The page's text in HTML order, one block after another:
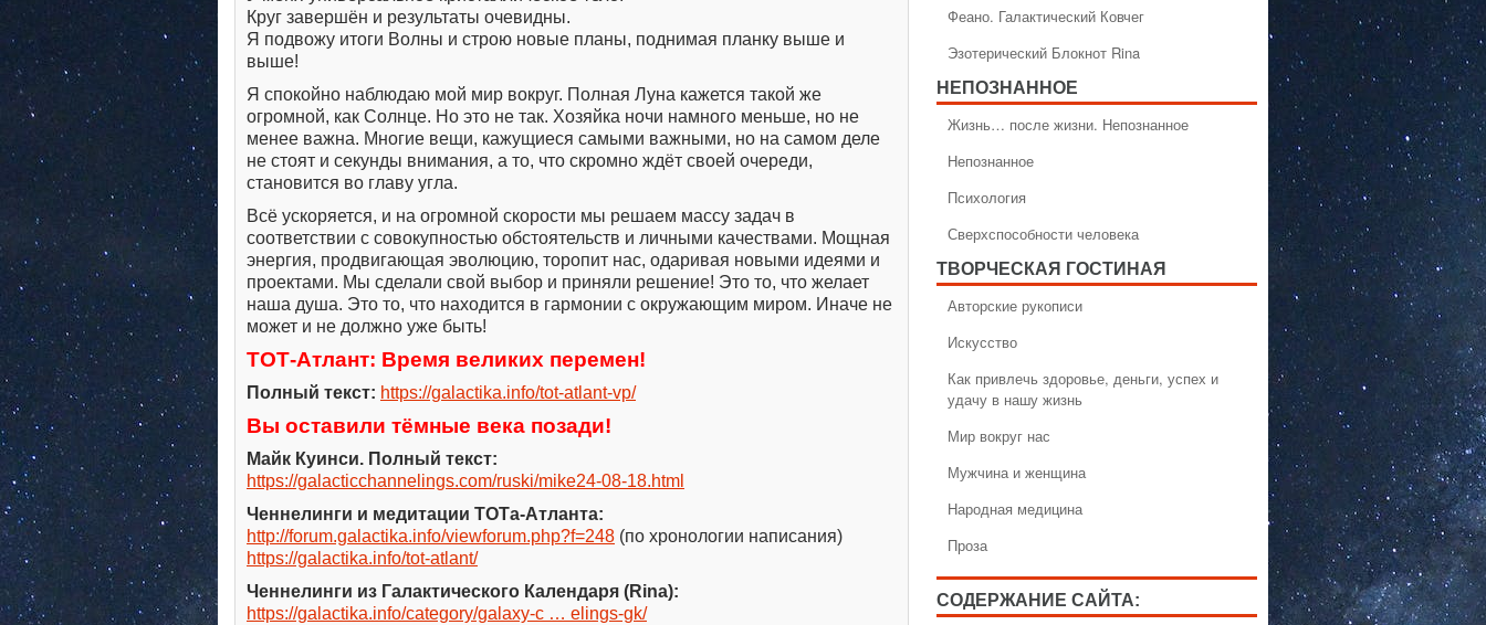
Круг завершён и результаты очевидны.
Я подвожу итоги Волны и строю новые планы, поднимая планку выше и
выше!
Я спокойно наблюдаю мой мир вокруг. Полная Луна кажется такой же
огромной, как Солнце. Но это не так. Хозяйка ночи намного меньше, но не
менее важна. Многие вещи, кажущиеся самыми важными, но на самом деле
не стоят и секунды внимания, а то, что скромно ждёт своей очереди,
становится во главу угла.
Всё ускоряется, и на огромной скорости мы решаем массу задач в
соответствии с совокупностью обстоятельств и личными качествами. Мощная
энергия, продвигающая эволюцию, торопит нас, одаривая новыми идеями и
проектами. Мы сделали свой выбор и приняли решение! Это то, что желает
наша душа. Это то, что находится в гармонии с окружающим миром. Иначе не
может и не должно уже быть!
ТОТ-Атлант: Время великих перемен!
Полный текст: https://galactika.info/tot-atlant-vp/
Вы оставили тёмные века позади!
Майк Куинси. Полный текст:
https://galacticchannelings.com/ruski/mike24-08-18.html
Ченнелинги и медитации ТОТа-Атланта:
http://forum.galactika.info/viewforum.php?f=248 (по хронологии написания)
https://galactika.info/tot-atlant/
Ченнелинги из Галактического Календаря (Rina):
https://galactika.info/category/galaxy-c … elings-gk/
Феано. Галактический Ковчег
Эзотерический Блокнот Rina
НЕПОЗНАННОЕ
Жизнь… после жизни. Непознанное
Непознанное
Психология
Сверхспособности человека
ТВОРЧЕСКАЯ ГОСТИНАЯ
Авторские рукописи
Искусство
Как привлечь здоровье, деньги, успех и
удачу в нашу жизнь
Мир вокруг нас
Мужчина и женщина
Народная медицина
Проза
СОДЕРЖАНИЕ САЙТА: